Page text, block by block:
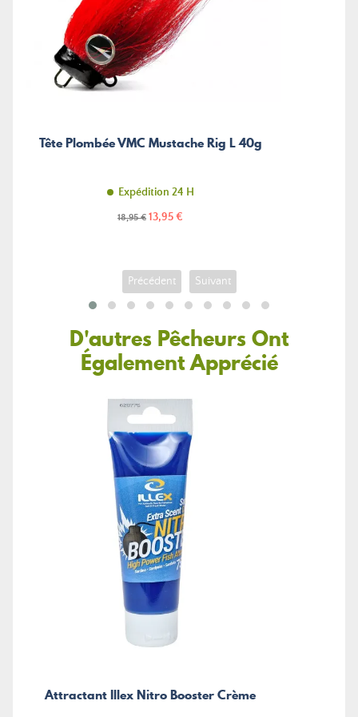
Tête Plombée VMC Mustache Rig L 40g
Expédition 24 H
Prix
18,95 € Prix
13,95 €
Précédent Suivant
D'autres Pêcheurs Ont
Également Apprécié
Attractant Illex Nitro Booster Crème